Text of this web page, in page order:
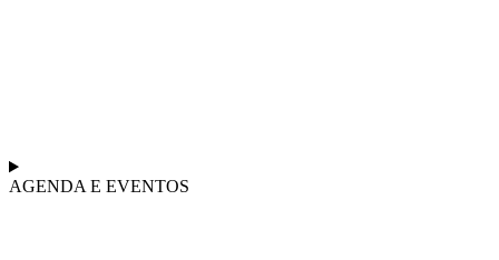
AGENDA E EVENTOS